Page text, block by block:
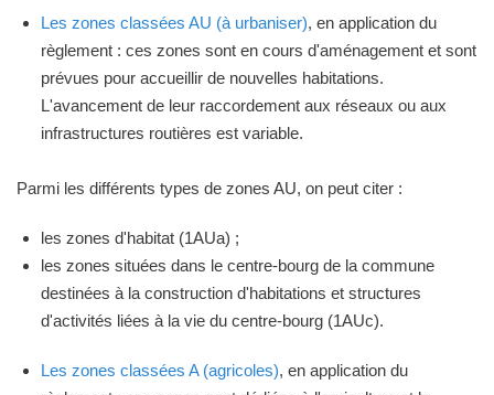
Les zones classées AU (à urbaniser), en application du
règlement : ces zones sont en cours d'aménagement et sont
prévues pour accueillir de nouvelles habitations.
L'avancement de leur raccordement aux réseaux ou aux
infrastructures routières est variable.
Parmi les différents types de zones AU, on peut citer :
les zones d'habitat (1AUa) ;
les zones situées dans le centre-bourg de la commune
destinées à la construction d'habitations et structures
d'activités liées à la vie du centre-bourg (1AUc).
Les zones classées A (agricoles), en application du